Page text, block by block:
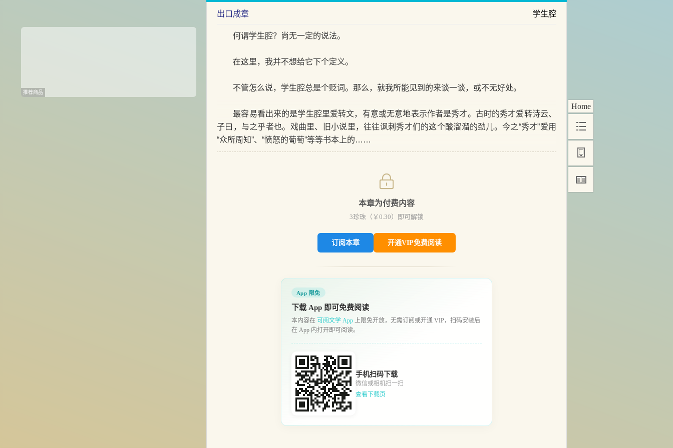
Home
出口成章 学生腔
何谓学生腔？尚无一定的说法。
在这里，我并不想给它下个定义。
不管怎么说，学生腔总是个贬词。那么，就我所能见到的来谈一谈，或不无好处。
最容易看出来的是学生腔里爱转文，有意或无意地表示作者是秀才。古时的秀才爱转诗云、
子曰，与之乎者也。戏曲里、旧小说里，往往讽刺秀才们的这个酸溜溜的劲儿。今之“秀才”爱用
“众所周知”、“愤怒的葡萄”等等书本上的……
本章为付费内容
3珍珠（￥ 0.30）即可解锁
订阅本章 开通VIP免费阅读
App 限免
下载 App 即可免费阅读
本内容在 可阅文学 App 上限免开放，无需订阅或开通 VIP，扫码安装后
在 App 内打开即可阅读。
手机扫码下载
微信或相机扫一扫
查看下载页
推荐商品